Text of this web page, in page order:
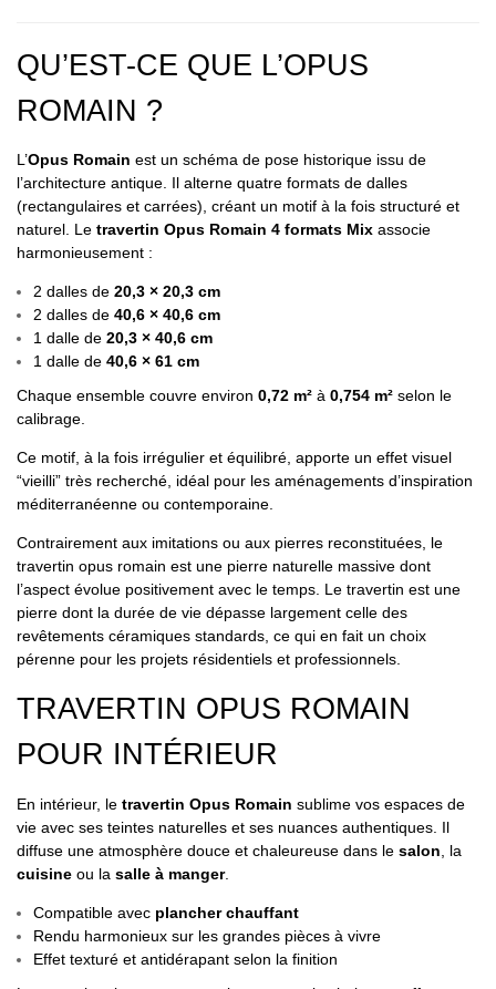
QU’EST-CE QUE L’OPUS
ROMAIN ?
L’Opus Romain est un schéma de pose historique issu de
l’architecture antique. Il alterne quatre formats de dalles
(rectangulaires et carrées), créant un motif à la fois structuré et
naturel. Le travertin Opus Romain 4 formats Mix associe
harmonieusement :
2 dalles de 20,3 × 20,3 cm
2 dalles de 40,6 × 40,6 cm
1 dalle de 20,3 × 40,6 cm
1 dalle de 40,6 × 61 cm
Chaque ensemble couvre environ 0,72 m² à 0,754 m² selon le
calibrage.
Ce motif, à la fois irrégulier et équilibré, apporte un effet visuel
“vieilli” très recherché, idéal pour les aménagements d’inspiration
méditerranéenne ou contemporaine.
Contrairement aux imitations ou aux pierres reconstituées, le
travertin opus romain est une pierre naturelle massive dont
l’aspect évolue positivement avec le temps. Le travertin est une
pierre dont la durée de vie dépasse largement celle des
revêtements céramiques standards, ce qui en fait un choix
pérenne pour les projets résidentiels et professionnels.
TRAVERTIN OPUS ROMAIN
POUR INTÉRIEUR
En intérieur, le travertin Opus Romain sublime vos espaces de
vie avec ses teintes naturelles et ses nuances authentiques. Il
diffuse une atmosphère douce et chaleureuse dans le salon , la
cuisine ou la salle à manger.
Compatible avec plancher chauffant
Rendu harmonieux sur les grandes pièces à vivre
Effet texturé et antidérapant selon la finition